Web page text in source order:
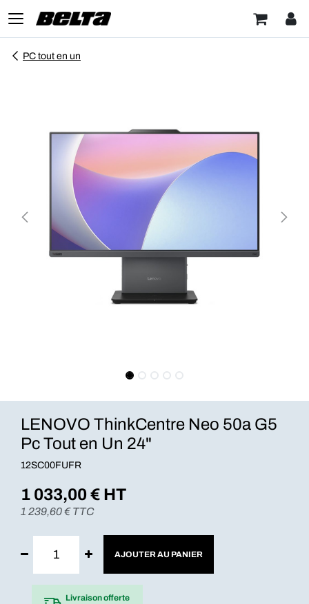
PC tout en un
LENOVO ThinkCentre Neo 50a G5
Pc Tout en Un 24"
12SC00FUFR
1 033,00€ HT
1 239,60€ TTC
AJOUTER AU PANIER
Livraison offerte